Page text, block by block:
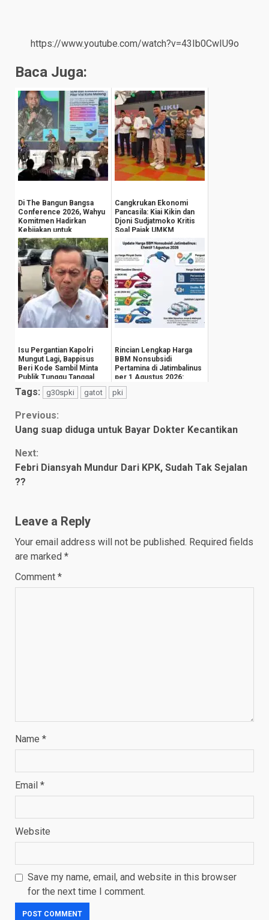
https://www.youtube.com/watch?v=43Ib0CwIU9o
Baca Juga:
Di The Bangun Bangsa
Conference 2026, Wahyu
Komitmen Hadirkan
Kebijakan untuk
Kesejahteraan
Masyarak...
Cangkrukan Ekonomi
Pancasila: Kiai Kikin dan
Djoni Sudjatmoko Kritis
Soal Pajak UMKM
Isu Pergantian Kapolri
Mungut Lagi, Bappisus
Beri Kode Sambil Minta
Publik Tunggu Tanggal
Mainnya
Rincian Lengkap Harga
BBM Nonsubsidi
Pertamina di Jatimbalinus
per 1 Agustus 2026:
Pertamax Turbo An...
Tags: g30spki gatot pki
Continue
Previous:
Uang suap diduga untuk Bayar Dokter Kecantikan
Next:
Febri Diansyah Mundur Dari KPK, Sudah Tak Sejalan
??
Leave a Reply
Your email address will not be published. Required fields
are marked *
Comment *
Name *
Email *
Website
Save my name, email, and website in this browser
for the next time I comment.